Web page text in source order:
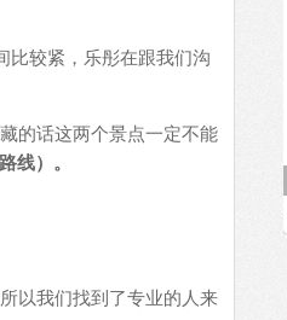
比较紧，乐彤在跟我们沟
的话这两个景点一定不能
线）。
以我们找到了专业的人来